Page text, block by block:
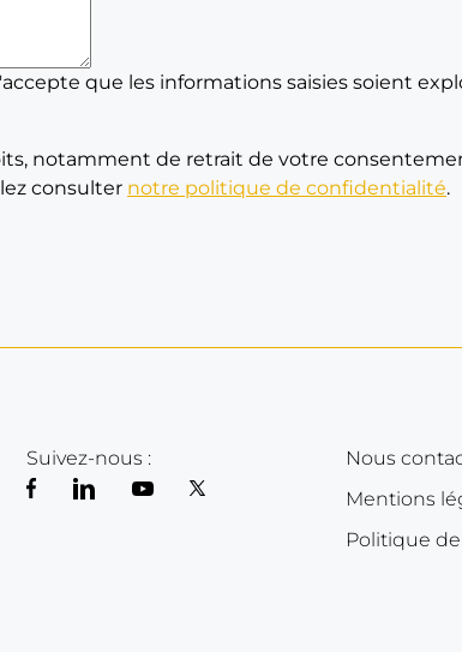
que les informations saisies soient
notamment de retrait de votre
consulter notre politique de confidentialité.
Suivez-nous :
Nous
Mentions
Politique